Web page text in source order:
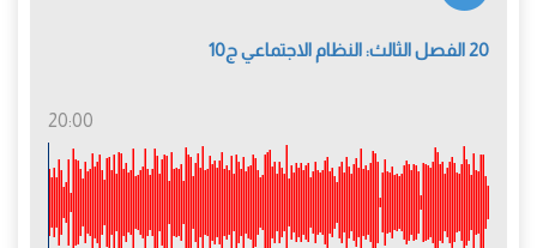
20 الفصل الثالث: النظام الاجتماعي ج10
20:00